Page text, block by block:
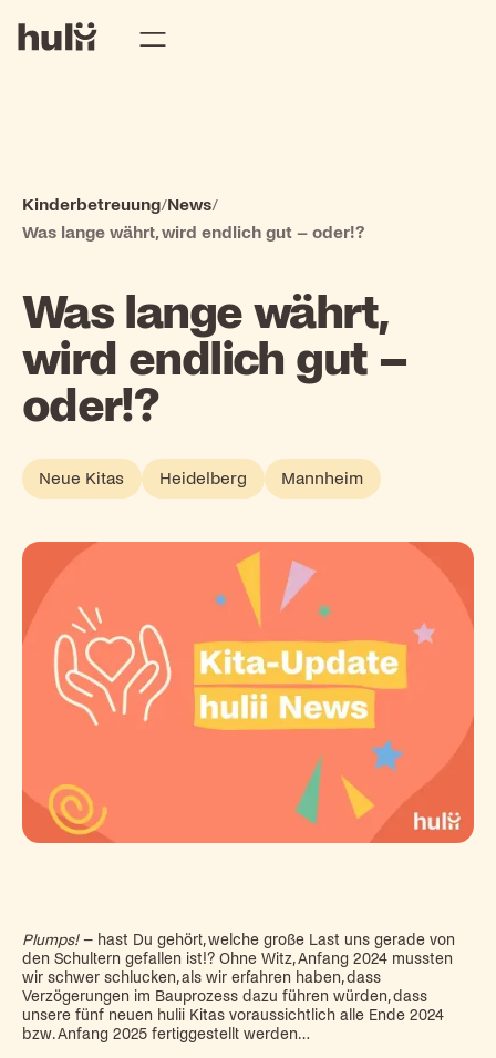
Kinderbetreuung/News/
Was lange währt, wird endlich gut – oder!?
Was lange währt,
wird endlich gut –
oder!?
Neue Kitas Heidelberg Mannheim
Plumps!– hast Du gehört, welche große Last uns gerade von
den Schultern gefallen ist!? Ohne Witz, Anfang 2024 mussten
wir schwer schlucken, als wir erfahren haben, dass
Verzögerungen im Bauprozess dazu führen würden, dass
unsere fünf neuen hulii Kitas voraussichtlich alle Ende 2024
bzw. Anfang 2025 fertiggestellt werden…